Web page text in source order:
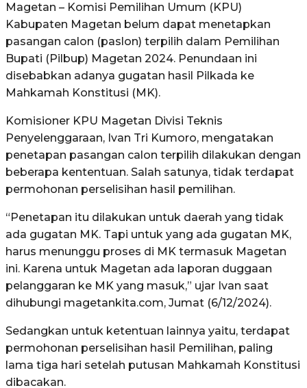
Magetan – Komisi Pemilihan Umum (KPU)
Kabupaten Magetan belum dapat menetapkan
pasangan calon (paslon) terpilih dalam Pemilihan
Bupati (Pilbup) Magetan 2024. Penundaan ini
disebabkan adanya gugatan hasil Pilkada ke
Mahkamah Konstitusi (MK).
Komisioner KPU Magetan Divisi Teknis
Penyelenggaraan, Ivan Tri Kumoro, mengatakan
penetapan pasangan calon terpilih dilakukan dengan
beberapa kententuan. Salah satunya, tidak terdapat
permohonan perselisihan hasil pemilihan.
“Penetapan itu dilakukan untuk daerah yang tidak
ada gugatan MK. Tapi untuk yang ada gugatan MK,
harus menunggu proses di MK termasuk Magetan
ini. Karena untuk Magetan ada laporan duggaan
pelanggaran ke MK yang masuk,” ujar Ivan saat
dihubungi magetankita.com, Jumat (6/12/2024).
Sedangkan untuk ketentuan lainnya yaitu, terdapat
permohonan perselisihan hasil Pemilihan, paling
lama tiga hari setelah putusan Mahkamah Konstitusi
dibacakan.